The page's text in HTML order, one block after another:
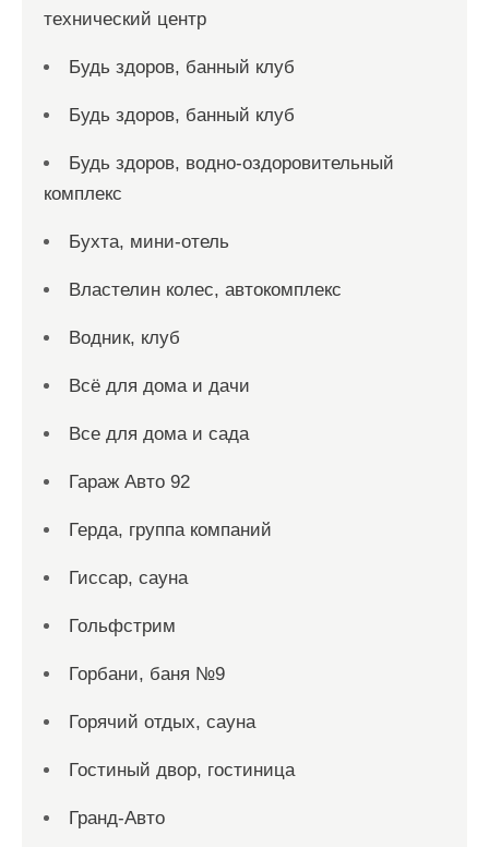
технический центр
Будь здоров, банный клуб
Будь здоров, банный клуб
Будь здоров, водно-оздоровительный
комплекс
Бухта, мини-отель
Властелин колес, автокомплекс
Водник, клуб
Всё для дома и дачи
Все для дома и сада
Гараж Авто 92
Герда, группа компаний
Гиссар, сауна
Гольфстрим
Горбани, баня №9
Горячий отдых, сауна
Гостиный двор, гостиница
Гранд-Авто